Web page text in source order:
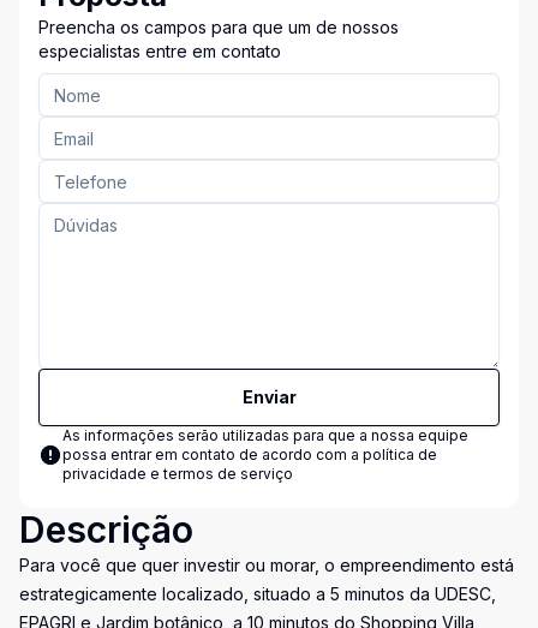
Preencha os campos para que um de nossos
especialistas entre em contato
Enviar
As informações serão utilizadas para que a nossa equipe
possa entrar em contato de acordo com a política de
privacidade e termos de serviço
Descrição
Para você que quer investir ou morar, o empreendimento está
estrategicamente localizado, situado a 5 minutos da UDESC,
EPAGRI e Jardim botânico, a 10 minutos do Shopping Villa